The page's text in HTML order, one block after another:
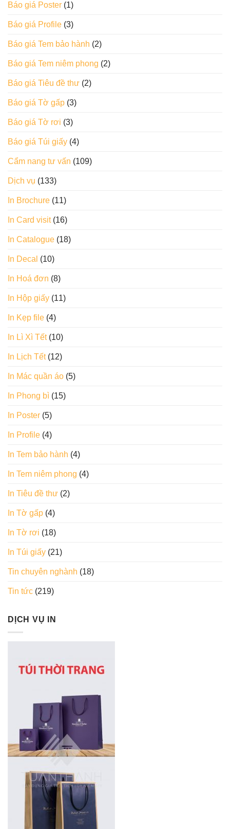
Báo giá Poster (1)
Báo giá Profile (3)
Báo giá Tem bảo hành (2)
Báo giá Tem niêm phong (2)
Báo giá Tiêu đề thư (2)
Báo giá Tờ gấp (3)
Báo giá Tờ rơi (3)
Báo giá Túi giấy (4)
Cẩm nang tư vấn (109)
Dịch vụ (133)
In Brochure (11)
In Card visit(16)
In Catalogue (18)
In Decal (10)
In Hoá đơn (8)
In Hộp giấy (11)
In Kẹp file (4)
In Lì Xì Tết(10)
In Lịch Tết(12)
In Mác quần áo (5)
In Phong bì (15)
In Poster (5)
In Profile (4)
In Tem bảo hành (4)
In Tem niêm phong (4)
In Tiêu đề thư (2)
In Tờ gấp (4)
In Tờ rơi (18)
In Túi giấy (21)
Tin chuyên nghành (18)
Tin tức (219)
DỊCH VỤ IN